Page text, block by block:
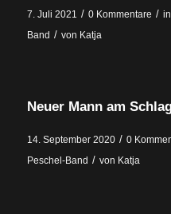
7. Juli 2021 / 0 Kommentare / in
Band / von Katja
Neuer Mann am
14. September 2020 / 0
Peschel-Band / von Katja